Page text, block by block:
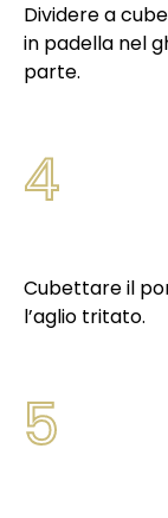
Dividere a
in padella nel
parte.
4
Cubettare il
l’aglio tritato.
5